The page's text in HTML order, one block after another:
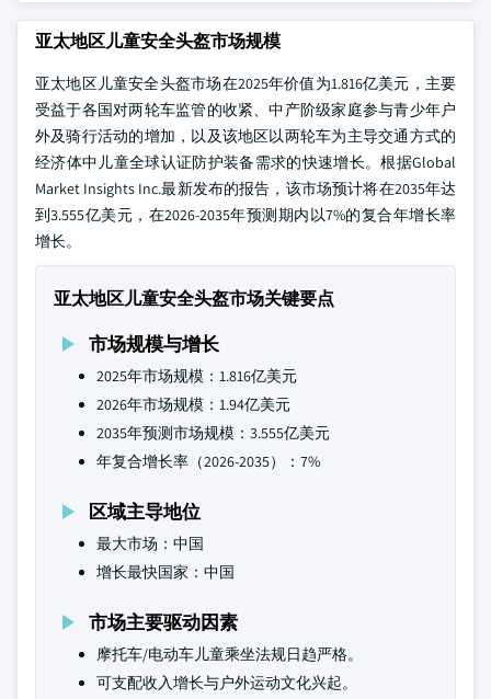
亚太地区儿童安全头盔市场规模
亚太地区儿童安全头盔市场在2025年价值为1.816亿美元，主要
受益于各国对两轮车监管的收紧、中产阶级家庭参与青少年户
外及骑行活动的增加，以及该地区以两轮车为主导交通方式的
经济体中儿童全球认证防护装备需求的快速增长。根据Global
Market Insights Inc.最新发布的报告，该市场预计将在2035年达
到3.555亿美元，在2026-2035年预测期内以7%的复合年增长率
增长。
亚太地区儿童安全头盔市场关键要点
市场规模与增长
2025年市场规模：1.816亿美元
2026年市场规模：1.94亿美元
2035年预测市场规模：3.555亿美元
年复合增长率（2026-2035）：7%
区域主导地位
最大市场：中国
增长最快国家：中国
市场主要驱动因素
摩托车/电动车儿童乘坐法规日趋严格。
可支配收入增长与户外运动文化兴起。